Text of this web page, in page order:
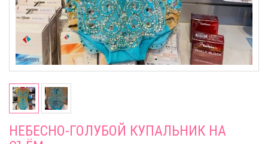
НЕБЕСНО-ГОЛУБОЙ КУПАЛЬНИК НА